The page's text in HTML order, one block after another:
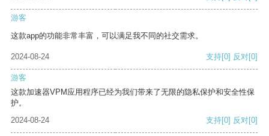
游客
这款app的功能非常丰富，可以满足我不同的社交需求。
2024-08-24 支持[0] 反对[0]
游客
这款加速器VPM应用程序已经为我们带来了无限的隐私保护和安全性保
护。
2024-08-24
支持[0] 反对[0]